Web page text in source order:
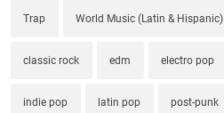
Trap World Music (Latin & Hispanic)
classic rock edm electro pop
indie pop latin pop post-punk